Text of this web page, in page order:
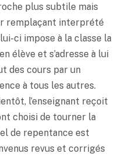
plus subtile mais
remplaçant interprété
ci impose à la classe la
élève et s’adresse à lui
des cours par un
à tous les autres.
l’enseignant reçoit
choisi de tourner la
de repentance est
revus et corrigés